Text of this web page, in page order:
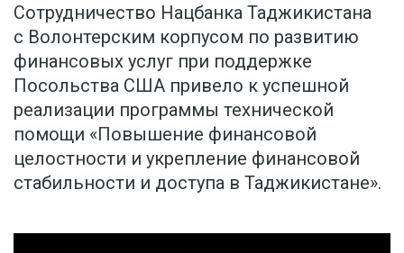
Сотрудничество Нацбанка Таджикистана
с Волонтерским корпусом по развитию
финансовых услуг при поддержке
Посольства США привело к успешной
реализации программы технической
помощи «Повышение финансовой
целостности и укрепление финансовой
стабильности и доступа в Таджикистане».